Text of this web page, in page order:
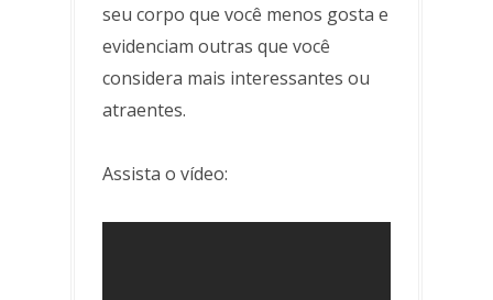
seu corpo que você menos gosta e
evidenciam outras que você
considera mais interessantes ou
atraentes.
Assista o vídeo: